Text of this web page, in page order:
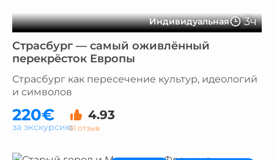
Индивидуальная 3ч
Страсбург — самый оживлённый
перекрёсток Европы
Страсбург как пересечение культур, идеологий
и символов
220€ 4.93
61 отзыв
за экскурсию